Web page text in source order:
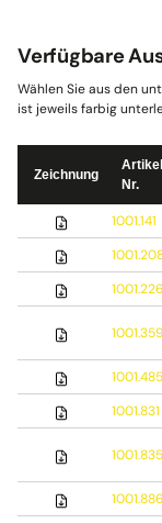
Verfügbare
Wählen Sie aus den
ist jeweils farbig
Zeichnung
Nr.
1001.141
1001.226
1001.359
1001.485
1001.831
1001.835
1001.886